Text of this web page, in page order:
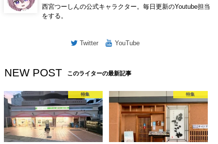
西宮つーしんの公式キャラクター。毎日更新のYoutube担当
をする。
Twitter YouTube
NEW POST このライターの最新記事
特集 特集